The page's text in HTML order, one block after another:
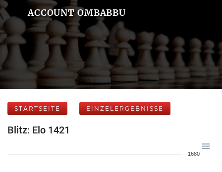
ACCOUNT OMBABBU
STARTSEITE EINZELERGEBNISSE
Blitz: Elo 1421
1680